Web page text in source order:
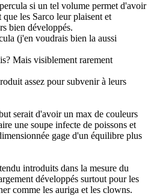
si un tel volume permet d'avoir
les Sarco leur plaisent et
bien développés.
(j'en voudrais bien la aussi
Mais visiblement rarement
assez pour subvenir à leurs
serait d'avoir un max de couleurs
une soupe infecte de poissons et
gage d'un équilibre plus
introduits dans la mesure du
développés surtout pour les
comme les auriga et les clowns.